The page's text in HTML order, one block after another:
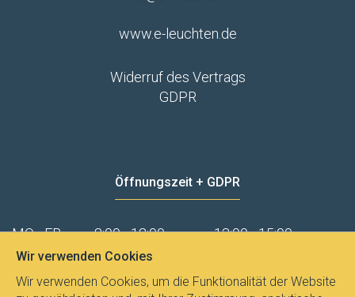
www.e-leuchten.de
Widerruf des Vertrags
GDPR
Öffnungszeit + GDPR
MO - FR 8:00 - 12:00
13:00 - 15:00
Datenschutz
Wir verwenden Cookies
Wir verwenden Cookies, um die Funktionalität der Website